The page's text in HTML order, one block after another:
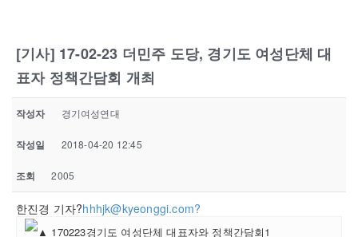
[기사] 17-02-23 더민주 도당, 경기도 여성단체 대
표자 정책간담회 개최
작성자 경기여성연대
작성일 2018-04-20 12:45
조회 2005
한진경 기자?hhhjk@kyeonggi.com?